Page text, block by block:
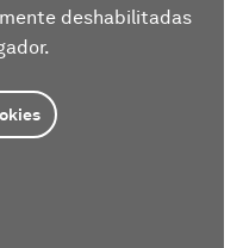
deshabilitadas